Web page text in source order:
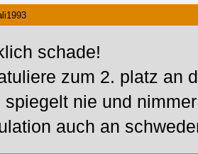
schade!
zum 2. platz an
spiegelt nie und
auch an